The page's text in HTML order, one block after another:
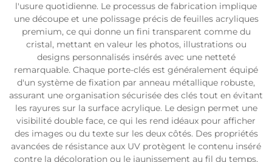
l'usure quotidienne. Le processus de fabrication implique
une découpe et une polissage précis de feuilles acryliques
premium, ce qui donne un fini transparent comme du
cristal, mettant en valeur les photos, illustrations ou
designs personnalisés insérés avec une netteté
remarquable. Chaque porte-clés est généralement équipé
d'un système de fixation par anneau métallique robuste,
assurant une organisation sécurisée des clés tout en évitant
les rayures sur la surface acrylique. Le design permet une
visibilité double face, ce qui les rend idéaux pour afficher
des images ou du texte sur les deux côtés. Des propriétés
avancées de résistance aux UV protègent le contenu inséré
contre la décoloration ou le jaunissement au fil du temps,